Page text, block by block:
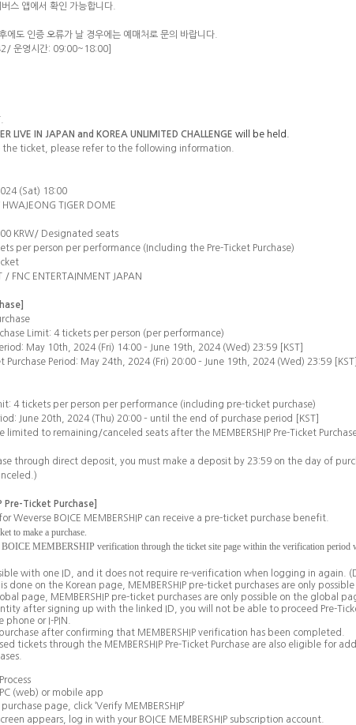
스 앱에서 확인 가능합니다
에도 인증 오류가 날 경우에는 예매처로 문의 바랍니다
운영시간: 09:00~18:00]
LIVE IN JAPAN and KOREA UNLIMITED CHALLENGE will be held.
the ticket, please refer to the following information.
(Sat) 18:00
HWAJEONG TIGER DOME
KRW/ Designated seats
per person per performance (Including the Pre-Ticket Purchase)
/ FNC ENTERTAINMENT JAPAN
Limit: 4 tickets per person (per performance)
May 10th, 2024 (Fri) 14:00 – June 19th, 2024 (Wed) 23:59 [KST]
Purchase Period: May 24th, 2024 (Fri) 20:00 – June 19th, 2024 (Wed) 23:59 [KST]
4 tickets per person per performance (including pre-ticket purchase)
June 20th, 2024 (Thu) 20:00 – until the end of purchase period [KST]
limited to remaining/canceled seats after the MEMBERSHIP Pre-Ticket
through direct deposit, you must make a deposit by 23:59 on the day of
Pre-Ticket Purchase
Weverse BOICE MEMBERSHIP can receive a pre-ticket purchase benefit.
to make a purchase.
MEMBERSHIP verification through the ticket site page within the verification period
with one ID, and it does not require re-verification when logging in again.
done on the Korean page, MEMBERSHIP pre-ticket purchases are only
page, MEMBERSHIP pre-ticket purchases are only possible on the global
after signing up with the linked ID, you will not be able to proceed Pre-
or I-PIN.
after confirming that MEMBERSHIP verification has been completed.
tickets through the MEMBERSHIP Pre-Ticket Purchase are also eligible for
(web) or mobile app
page, click ‘Verify MEMBERSHIP’
appears, log in with your BOICE MEMBERSHIP subscription account.